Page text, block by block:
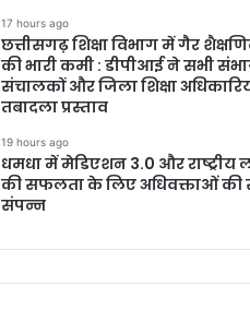
17 hours ago
छत्तीसगढ़ शिक्षा विभाग में गैर
की भारी कमी : डीपीआई ने सभी
संचालकों और जिला शिक्षा
तबादला प्रस्ताव
19 hours ago
धमधा में मेडिएशन 3.0 और राष्ट्रीय
की सफलता के लिए अधिवक्ताओं
संपन्न